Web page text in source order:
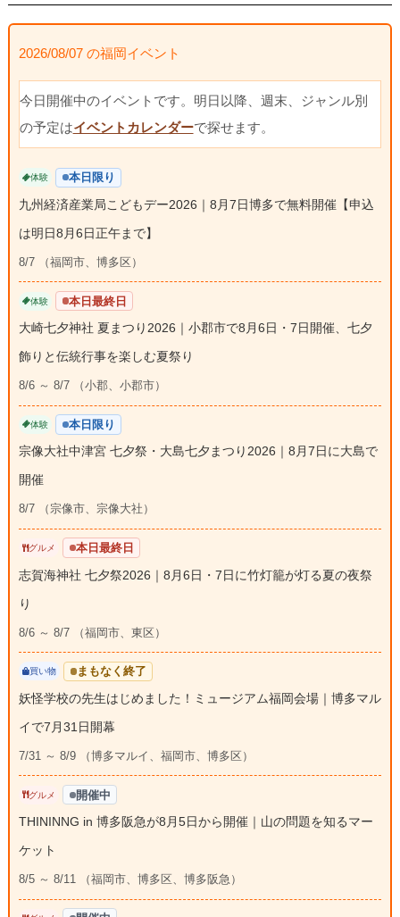
2026/08/07 の福岡イベント
今日開催中のイベントです。明日以降、週末、ジャンル別
の予定はイベントカレンダーで探せます。
体験 本日限り
九州経済産業局こどもデー2026｜8月7日博多で無料開催【申込
は明日8月6日正午まで】
8/7 （福岡市、博多区）
体験 本日最終日
大崎七夕神社 夏まつり2026｜小郡市で8月6日・7日開催、七夕
飾りと伝統行事を楽しむ夏祭り
8/6 ～ 8/7 （小郡、小郡市）
体験 本日限り
宗像大社中津宮 七夕祭・大島七夕まつり2026｜8月7日に大島で
開催
8/7 （宗像市、宗像大社）
グルメ 本日最終日
志賀海神社 七夕祭2026｜8月6日・7日に竹灯籠が灯る夏の夜祭
り
8/6 ～ 8/7 （福岡市、東区）
買い物 まもなく終了
妖怪学校の先生はじめました！ミュージアム福岡会場｜博多マル
イで7月31日開幕
7/31 ～ 8/9 （博多マルイ、福岡市、博多区）
グルメ 開催中
THININNG in 博多阪急が8月5日から開催｜山の問題を知るマー
ケット
8/5 ～ 8/11 （福岡市、博多区、博多阪急）